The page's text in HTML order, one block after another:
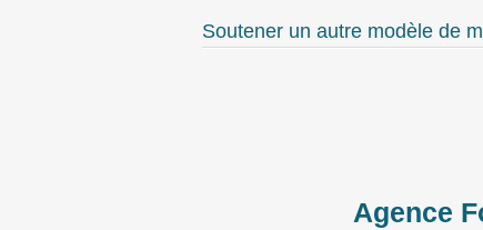
Soutener un autre modèle de
Agence